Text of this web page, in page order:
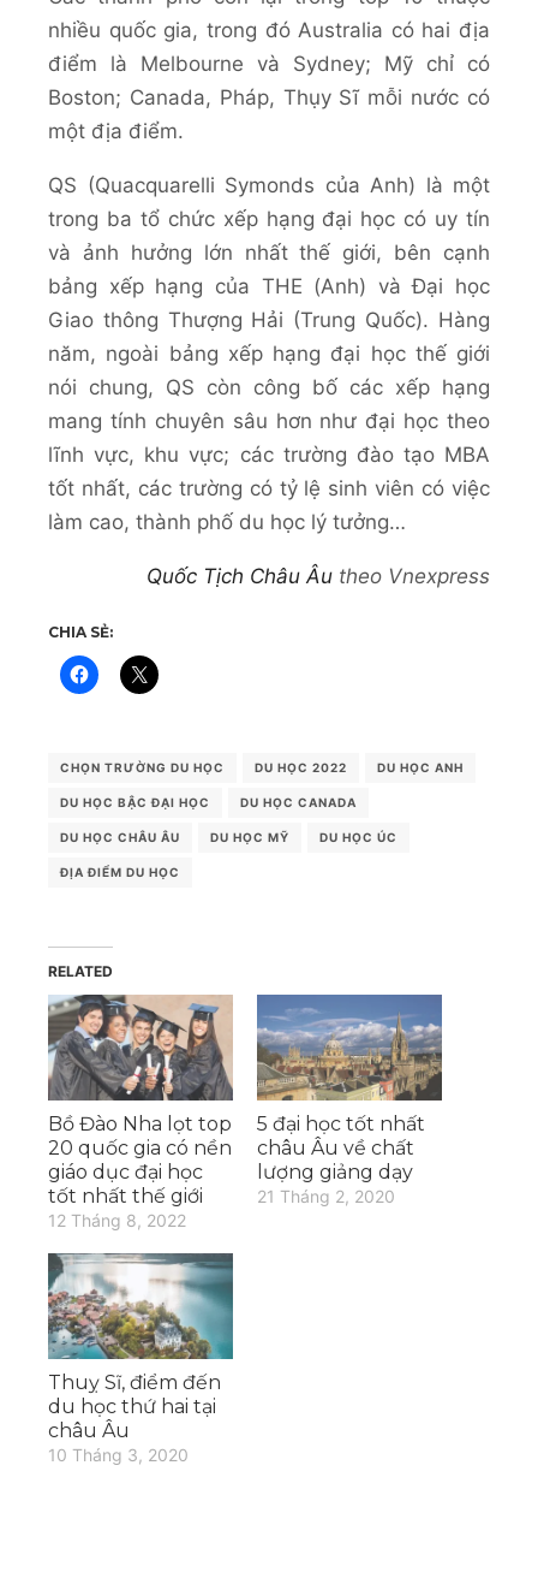
nhiều quốc gia, trong đó Australia có hai địa
điểm là Melbourne và Sydney; Mỹ chỉ có
Boston; Canada, Pháp, Thụy Sĩ mỗi nước có
một địa điểm.
QS (Quacquarelli Symonds của Anh) là một
trong ba tổ chức xếp hạng đại học có uy tín
và ảnh hưởng lớn nhất thế giới, bên cạnh
bảng xếp hạng của THE (Anh) và Đại học
Giao thông Thượng Hải (Trung Quốc). Hàng
năm, ngoài bảng xếp hạng đại học thế giới
nói chung, QS còn công bố các xếp hạng
mang tính chuyên sâu hơn như đại học theo
lĩnh vực, khu vực; các trường đào tạo MBA
tốt nhất, các trường có tỷ lệ sinh viên có việc
làm cao, thành phố du học lý tưởng…
Quốc Tịch Châu Âu theo Vnexpress
CHIA SẺ:
CHỌN TRƯỜNG DU HỌC DU HỌC 2022 DU HỌC ANH
DU HỌC BẬC ĐẠI HỌC DU HỌC CANADA
DU HỌC CHÂU ÂU DU HỌC MỸ DU HỌC ÚC
ĐỊA ĐIỂM DU HỌC
RELATED
Bồ Đào Nha lọt top
20 quốc gia có nền
giáo dục đại học
tốt nhất thế giới
12 Tháng 8, 2022
5 đại học tốt nhất
châu Âu về chất
lượng giảng dạy
21 Tháng 2, 2020
Thuỵ Sĩ, điểm đến
du học thứ hai tại
châu Âu
10 Tháng 3, 2020